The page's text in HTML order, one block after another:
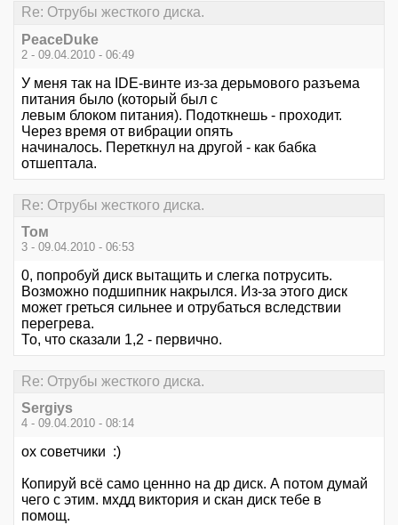
Re: Отрубы жесткого диска.
PeaceDuke
2 - 09.04.2010 - 06:49
У меня так на IDE-винте из-за дерьмового разъема
питания было (который был с
левым блоком питания). Подоткнешь - проходит.
Через время от вибрации опять
начиналось. Переткнул на другой - как бабка
отшептала.
Re: Отрубы жесткого диска.
Том
3 - 09.04.2010 - 06:53
0, попробуй диск вытащить и слегка потрусить.
Возможно подшипник накрылся. Из-за этого диск
может греться сильнее и отрубаться вследствии
перегрева.
То, что сказали 1,2 - первично.
Re: Отрубы жесткого диска.
Sergiys
4 - 09.04.2010 - 08:14
ох советчики :)
Копируй всё само ценнно на др диск. А потом думай
чего с этим. мхдд виктория и скан диск тебе в
помощ.